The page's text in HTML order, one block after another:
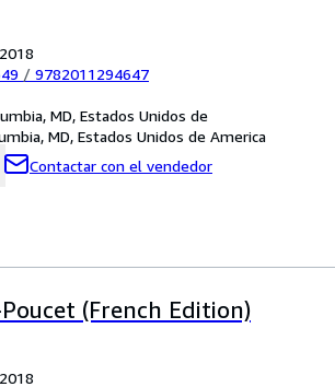
/ 9782011294647
MD, Estados Unidos de
MD, Estados Unidos de America
Contactar con el vendedor
(French Edition)